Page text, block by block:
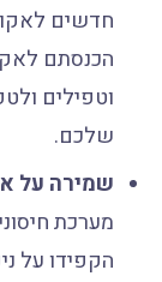
הכנסתם
וטפילים
שלכם.
שמירה על
מערכת
הקפידו על